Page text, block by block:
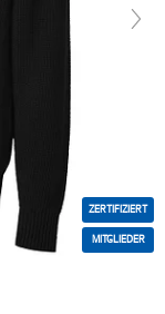
ZERTIFIZIERT
MITGLIEDER